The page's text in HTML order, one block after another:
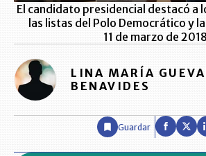
El candidato presidencial destacó a
las listas del Polo Democrático y
11 de marzo de 2018
LINA MARÍA
BENAVIDES
Guardar